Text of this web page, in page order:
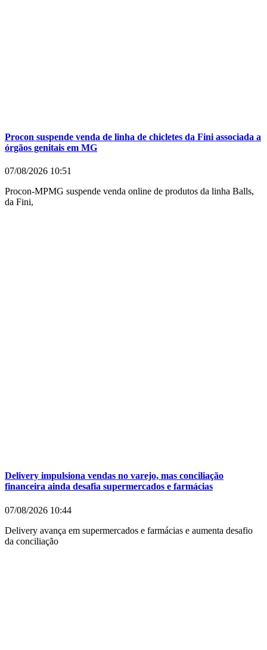
Procon suspende venda de linha de chicletes da Fini associada a
órgãos genitais em MG
07/08/2026 10:51
Procon-MPMG suspende venda online de produtos da linha Balls,
da Fini,
Delivery impulsiona vendas no varejo, mas conciliação
financeira ainda desafia supermercados e farmácias
07/08/2026 10:44
Delivery avança em supermercados e farmácias e aumenta desafio
da conciliação